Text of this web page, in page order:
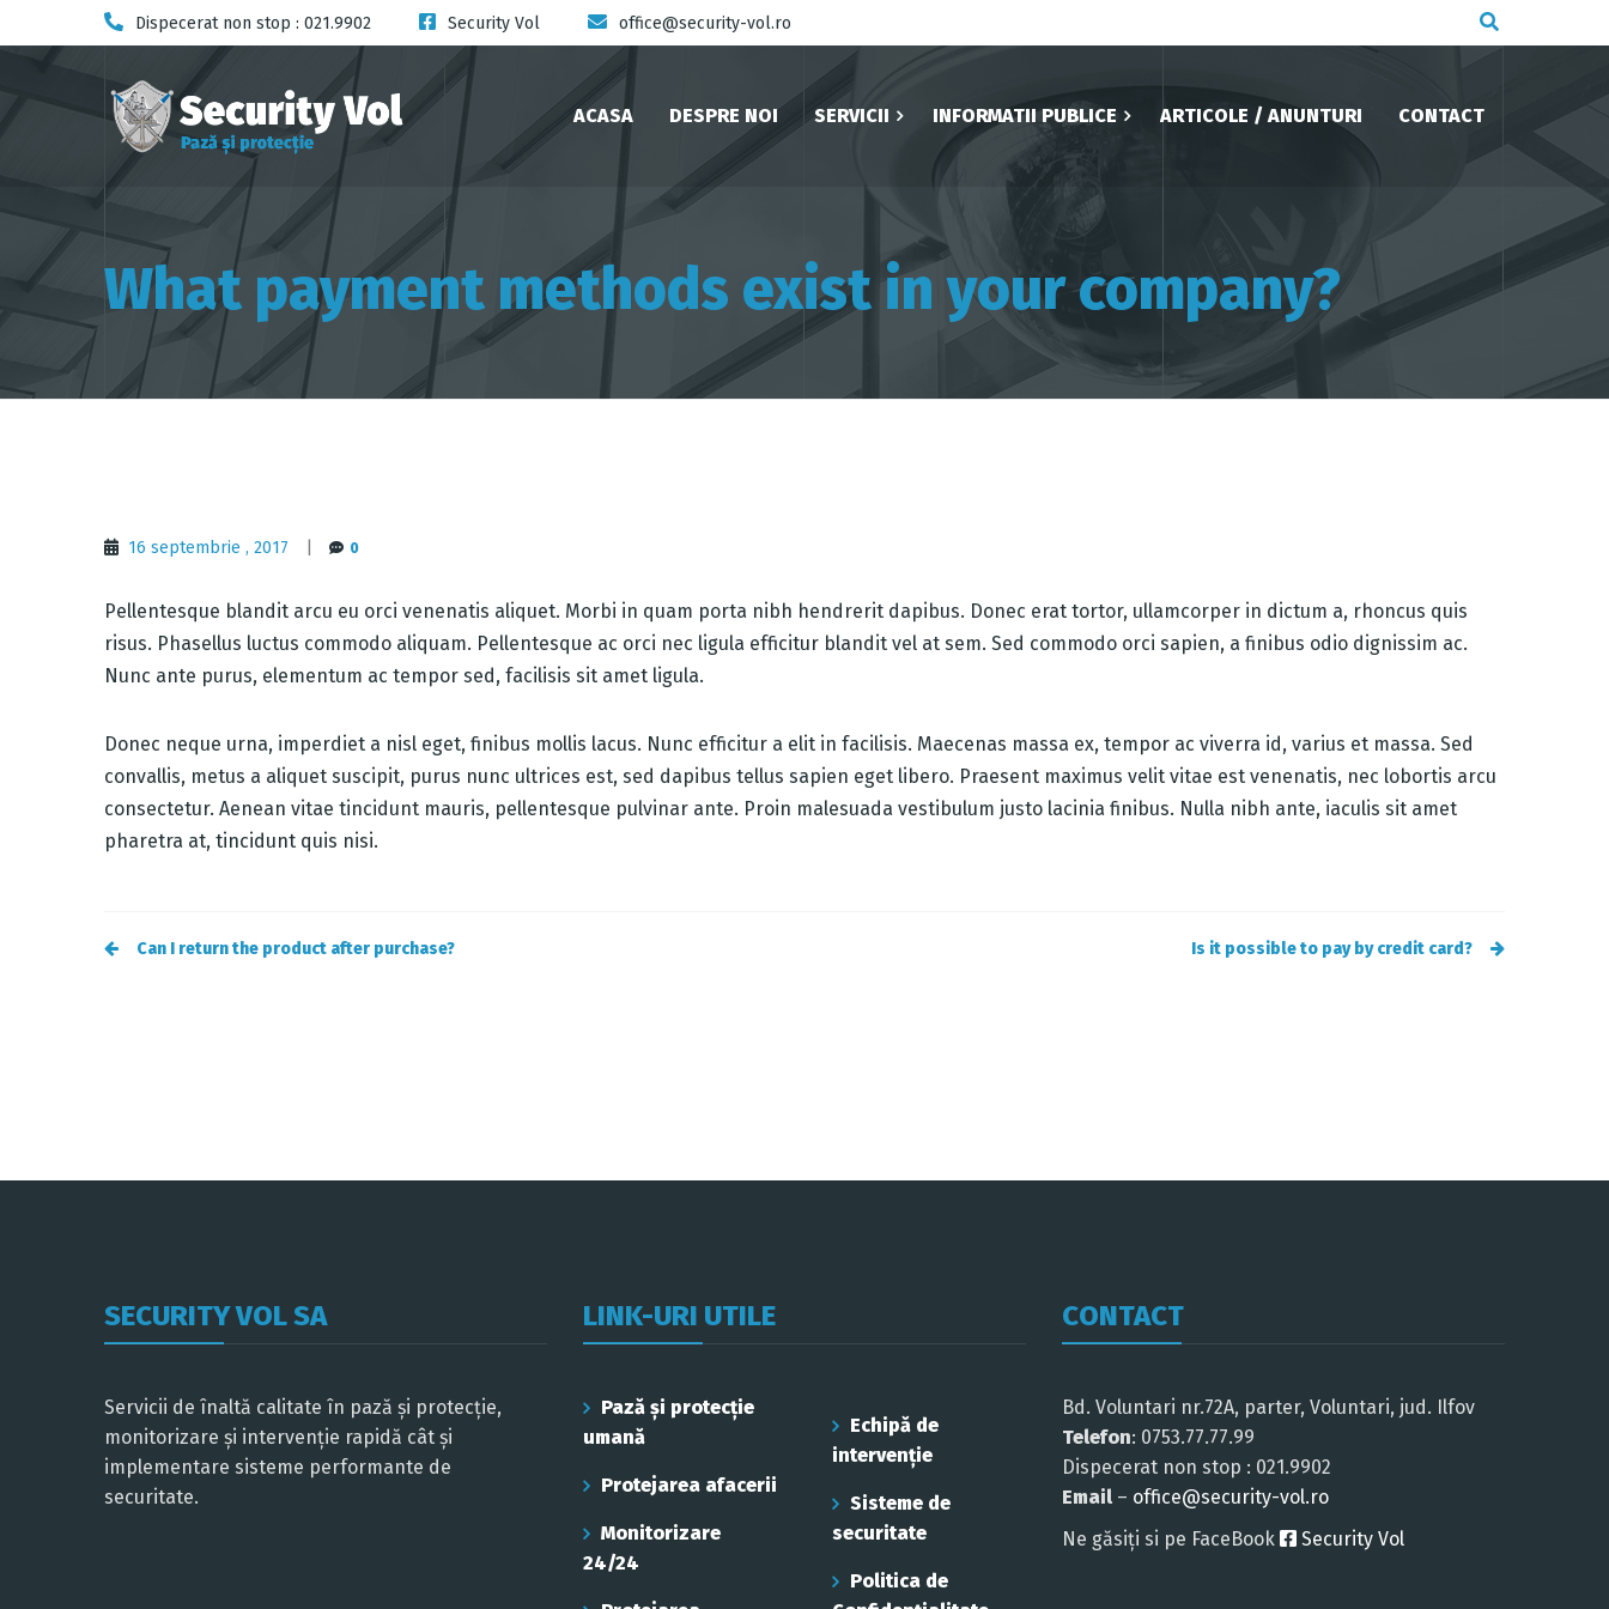
Dispecerat non stop : 021.9902 Security Vol office@security-vol.ro
ACASA DESPRE NOI SERVICII INFORMATII PUBLICE ARTICOLE / ANUNTURI CONTACT
What payment methods exist in your company?
16 septembrie , 2017 0
Pellentesque blandit arcu eu orci venenatis aliquet. Morbi in quam porta nibh hendrerit dapibus. Donec erat tortor, ullamcorper in dictum a, rhoncus quis
risus. Phasellus luctus commodo aliquam. Pellentesque ac orci nec ligula efficitur blandit vel at sem. Sed commodo orci sapien, a finibus odio dignissim ac.
Nunc ante purus, elementum ac tempor sed, facilisis sit amet ligula.
Donec neque urna, imperdiet a nisl eget, finibus mollis lacus. Nunc efficitur a elit in facilisis. Maecenas massa ex, tempor ac viverra id, varius et massa. Sed
convallis, metus a aliquet suscipit, purus nunc ultrices est, sed dapibus tellus sapien eget libero. Praesent maximus velit vitae est venenatis, nec lobortis arcu
consectetur. Aenean vitae tincidunt mauris, pellentesque pulvinar ante. Proin malesuada vestibulum justo lacinia finibus. Nulla nibh ante, iaculis sit amet
pharetra at, tincidunt quis nisi.
Post
Can I return the product after purchase? Is it possible to pay by credit card?
SECURITY VOL SA
Servicii de înaltă calitate în pază și protecție,
monitorizare și intervenție rapidă cât și
implementare sisteme performante de
securitate.
LINK-URI UTILE
Pază și protecție
umană
Protejarea afacerii
Monitorizare
24/24
Echipă de
intervenție
Sisteme de
securitate
Politica de
CONTACT
Bd. Voluntari nr.72A, parter, Voluntari, jud. Ilfov
Telefon: 0753.77.77.99
Dispecerat non stop : 021.9902
Email – office@security-vol.ro
Ne găsiți si pe FaceBook
Security Vol